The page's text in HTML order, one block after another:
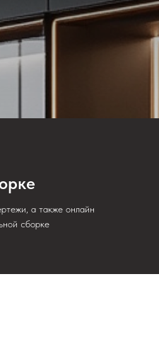
а также онлайн
сборке